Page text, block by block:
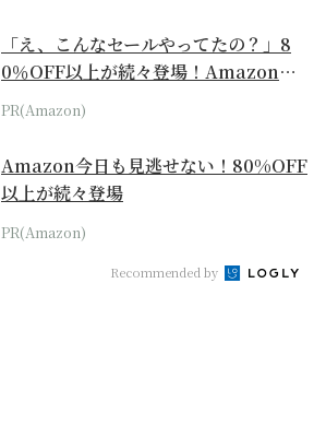
「え、こんなセールやってたの？」8
0％OFF以上が続々登場！Amazonの
本気が...
PR(Amazon)
Amazon今日も見逃せない！80%OFF
以上が続々登場
PR(Amazon)
Recommended by